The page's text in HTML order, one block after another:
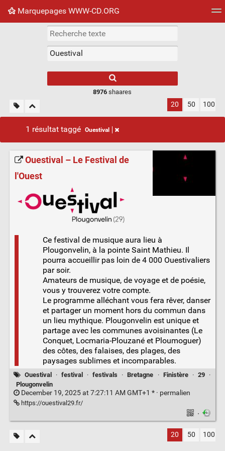
Marquepages WWW-CD.ORG
Nuage de tags Mur d'images
8976 shaares
20 50 100
1 résultat taggé Ouestival
Ouestival – Le Festival de
l'Ouest
Ce festival de musique aura lieu à
Plougonvelin, à la pointe Saint Mathieu. Il
pourra accueillir pas loin de 4 000 Ouestivaliers
par soir.
Amateurs de musique, de voyage et de poésie,
vous y trouverez votre compte.
Le programme alléchant vous fera rêver, danser
et partager un moment hors du commun dans
un lieu mythique. Plougonvelin est unique et
partage avec les communes avoisinantes (Le
Conquet, Locmaria-Plouzané et Ploumoguer)
des côtes, des falaises, des plages, des
paysages sublimes et incomparables.
Ouestival · festival · festivals · Bretagne · Finistère · 29
·
Plougonvelin
December 19, 2025 at 7:27:11 AM GMT+1 * · permalien
https://ouestival29.fr/
·
20 50 100